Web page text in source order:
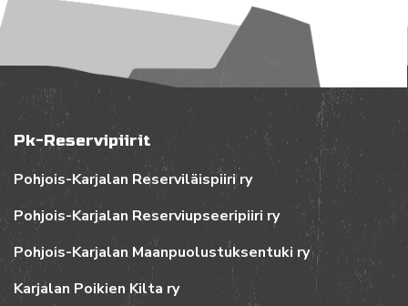
Pk-Reservipiirit
Pohjois-Karjalan Reserviläispiiri ry
Pohjois-Karjalan Reserviupseeripiiri ry
Pohjois-Karjalan Maanpuolustuksentuki ry
Karjalan Poikien Kilta ry